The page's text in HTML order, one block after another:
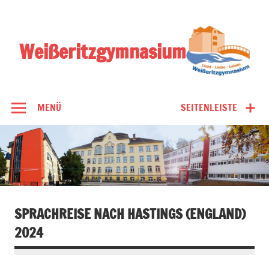
Weißeritzgymnasium
SEITENLEISTE
MENÜ
SPRACHREISE NACH HASTINGS (ENGLAND)
2024